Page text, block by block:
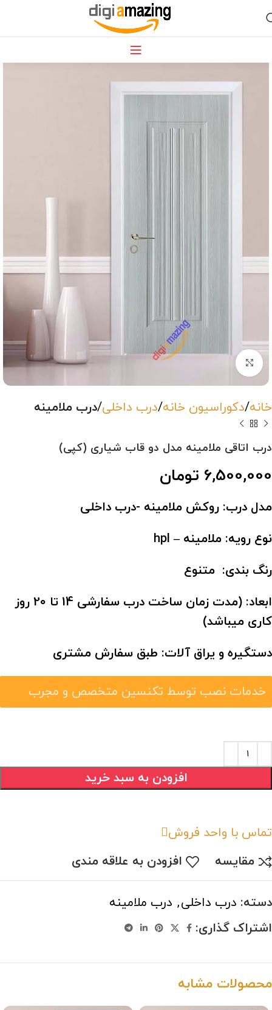
بزرگنمایی تصویر
خانه دکوراسیون خانه درب داخلی درب ملامینه
درب اتاقی ملامینه مدل دو قاب شیاری (کپی)
6,500,000 تومان
مدل درب: روکش ملامینه -درب داخلی
نوع رویه: ملامینه – hpl
رنگ بندی: متنوع
ابعاد:
(مدت زمان ساخت درب سفارشی 14 تا 20 روز
کاری میباشد)
دستگیره و یراق آلات: طبق سفارش مشتری
خدمات نصب توسط تکنسین متخصص و مجرب
افزودن به سبد خرید
تماس با واحد فروش
مقایسه
افزودن به علاقه مندی
دسته: درب داخلی, درب ملامینه
اشتراک گذاری:
محصولات مشابه